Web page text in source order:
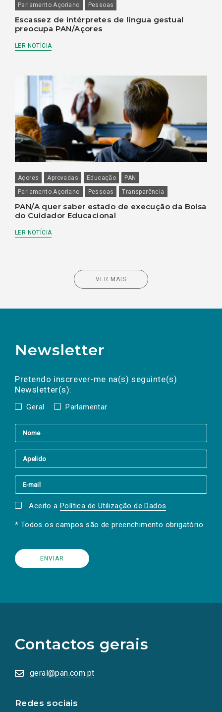
Parlamento Açoriano
Pessoas
Escassez de intérpretes de língua gestual
preocupa PAN/Açores
LER NOTÍCIA
Açores Aprovadas Educação
PAN
Parlamento Açoriano
Pessoas Transparência
PAN/A quer saber estado de execução da Bolsa
do Cuidador Educacional
LER NOTÍCIA
VER MAIS
Newsletter
Pretendo inscrever-me na(s) seguinte(s)
Newsletter(s):
Geral Parlamentar
a(s) newsletter(s).
mail
Aceito a Política de Utilização de Dados.
* Todos os campos são de preenchimento obrigatório.
Contactos gerais
geral@pan.com.pt
Redes sociais
redes
sociais
numa
nova